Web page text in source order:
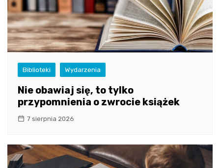
Biblioteki Wydarzenia
Nie obawiaj się, to tylko
przypomnienia o zwrocie książek
7 sierpnia 2026